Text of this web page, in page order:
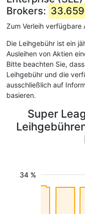
Brokers:
Zum Verleih verfügbare
Die Leihgebühr ist ein
Ausleihen von Aktien
Bitte beachten Sie,
Leihgebühr und die
ausschließlich auf
basieren.
Super
34 %